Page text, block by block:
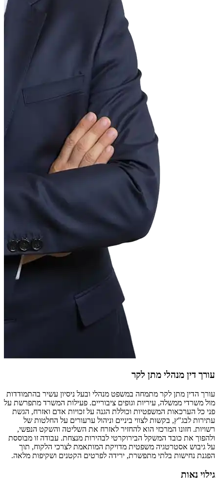
עורך דין מנהלי מתן לקר
עורך הדין מתן לקר מתמחה במשפט מנהלי ובעל ניסיון עשיר בהתמודדות
מול משרדי ממשלה, עיריות וגופים ציבוריים. פעילות המשרד מתפרשת על
פני כל הערכאות המשפטיות וכוללת הגנה על זכויות אדם ואזרח, הגשת
עתירות לבג"ץ, בקשות לצווי ביניים וניהול ערעורים על החלטות של
רשויות. חזונו המרכזי הוא להחזיר לאזרח את השליטה והשקט הנפשי,
ולהפוך את כובד המשקל הבירוקרטי לבהירות מנצחת. עבודה זו מבוססת
על גיבוש אסטרטגיה משפטית מדויקת המותאמת לצרכי הלקוח, תוך
הפגנת נחישות בלתי מתפשרת, ירידה לפרטים הקטנים ושקיפות מלאה.
גילוי נאות